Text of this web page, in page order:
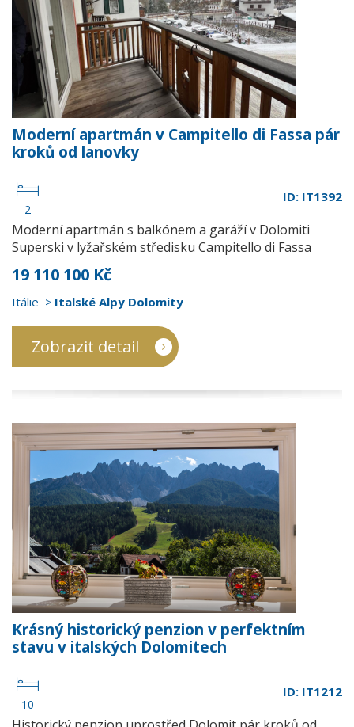
Moderní apartmán v Campitello di Fassa pár
kroků od lanovky
2
ID: IT1392
Moderní apartmán s balkónem a garáží v Dolomiti
Superski v lyžařském středisku Campitello di Fassa
19 110 100 Kč
Itálie Italské Alpy Dolomity
Zobrazit detail
Krásný historický penzion v perfektním
stavu v italských Dolomitech
10
ID: IT1212